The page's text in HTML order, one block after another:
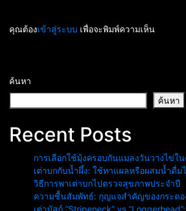
คุณต้องเข้าสู่ระบบ เพื่อจะพิมพ์ความเห็น
ค้นหา
ค้นหา
Recent Posts
การเลือกใช้มุ้งครอบกันแมลงวันวางไข่ใน
เต่าบกกับน้ำผึ้ง: ใช้ทาแผลหรือผสมน้ำดื่ม
วิธีการพาเต่าบกไปตรวจสุขภาพประจำปี
ความชื้นสัมพัทธ์: กุญแจสำคัญของกระดอ
เต่ามัสก์ “Stripeneck” vs